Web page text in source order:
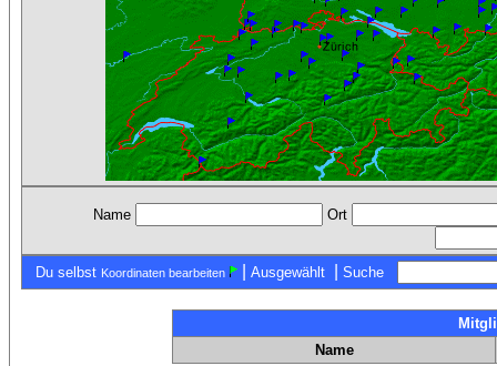
Name Ort
Du selbst Koordinaten bearbeiten | Ausgewählt Suche
Name